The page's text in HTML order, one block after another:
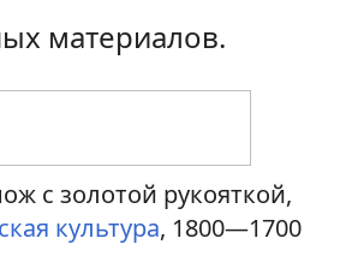
материалов.
с золотой рукояткой,
культура, 1800—1700